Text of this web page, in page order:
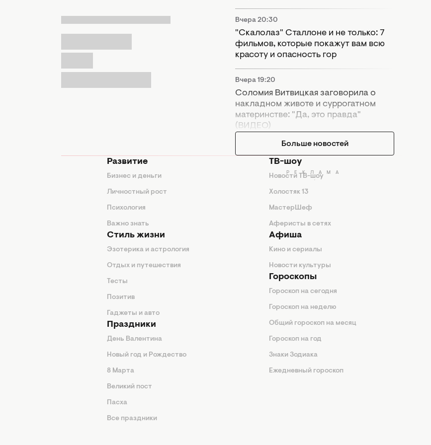
Вчера 20:30
"Скалолаз" Сталлоне и не только: 7
фильмов, которые покажут вам всю
красоту и опасность гор
Вчера 19:20
Соломия Витвицкая заговорила о
накладном животе и суррогатном
материнстве: "Да, это правда"
(ВИДЕО)
Больше новостей
Развитие
Бизнес и деньги
Личностный рост
Психология
Важно знать
Стиль жизни
Эзотерика и астрология
Отдых и путешествия
Тесты
Позитив
Гаджеты и авто
Праздники
День Валентина
Новый год и Рождество
8 Марта
Великий пост
Пасха
Все праздники
ТВ-шоу
Новости ТВ-шоу
Холостяк 13
МастерШеф
Аферисты в сетях
Афиша
Кино и сериалы
Новости культуры
Гороскопы
Гороскоп на сегодня
Гороскоп на неделю
Общий гороскоп на месяц
Гороскоп на год
Знаки Зодиака
Ежедневный гороскоп